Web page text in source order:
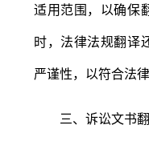
适用范围，以确保
时，法律法规翻译
严谨性，以符合法
三、诉讼文书